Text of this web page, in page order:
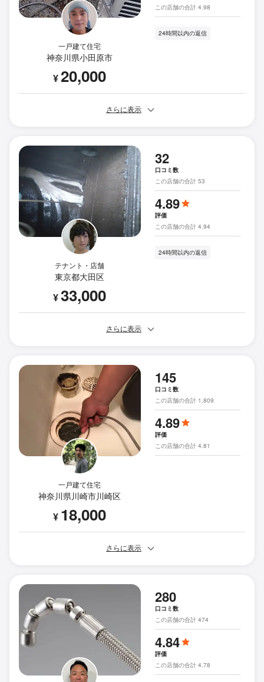
一戸建て住宅
神奈川県小田原市
¥20,000
この店舗の合計 4.98
24時間以内の返信
さらに表示
テナント・店舗
東京都大田区
¥33,000
32
口コミ数
この店舗の合計 53
4.89
評価
この店舗の合計 4.94
24時間以内の返信
さらに表示
一戸建て住宅
神奈川県川崎市川崎区
¥ 18,000
145
口コミ数
この店舗の合計 1,809
4.89
評価
この店舗の合計 4.81
さらに表示
280
口コミ数
この店舗の合計 474
4.84
評価
この店舗の合計 4.78